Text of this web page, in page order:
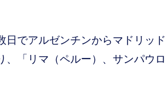
でアルゼンチンからマドリッド
「リマ（ペルー）、サンパウロ